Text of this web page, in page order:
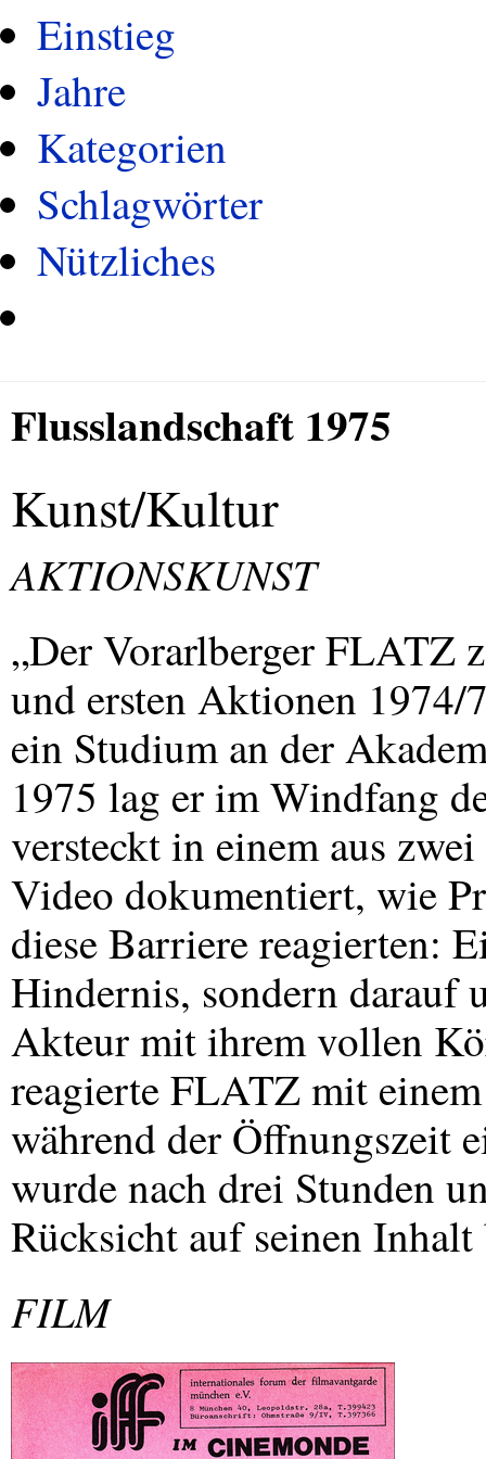
Einstieg
Jahre
Kategorien
Schlagwörter
Nützliches
Flusslandschaft 1975
Kunst/Kultur
AKTIONSKUNST
„Der VorarlbergerFLATZ
und ersten Aktionen 1974/
ein Studium an der
1975 lag er im Windfang
versteckt in einem aus
Video dokumentiert, wie
diese Barriere reagierten:
Hindernis, sondern darauf
Akteur mit ihrem vollen
reagierteFLATZmit
während der Öffnungszeit
wurde nach drei Stunden
Rücksicht auf seinen
FILM